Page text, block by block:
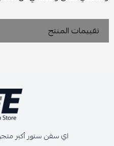
تقييمات المنتج
اي سفن ستور أكبر